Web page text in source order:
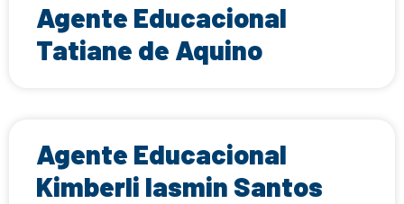
Agente Educacional
Tatiane de Aquino
Agente Educacional
Kimberli Iasmin Santos